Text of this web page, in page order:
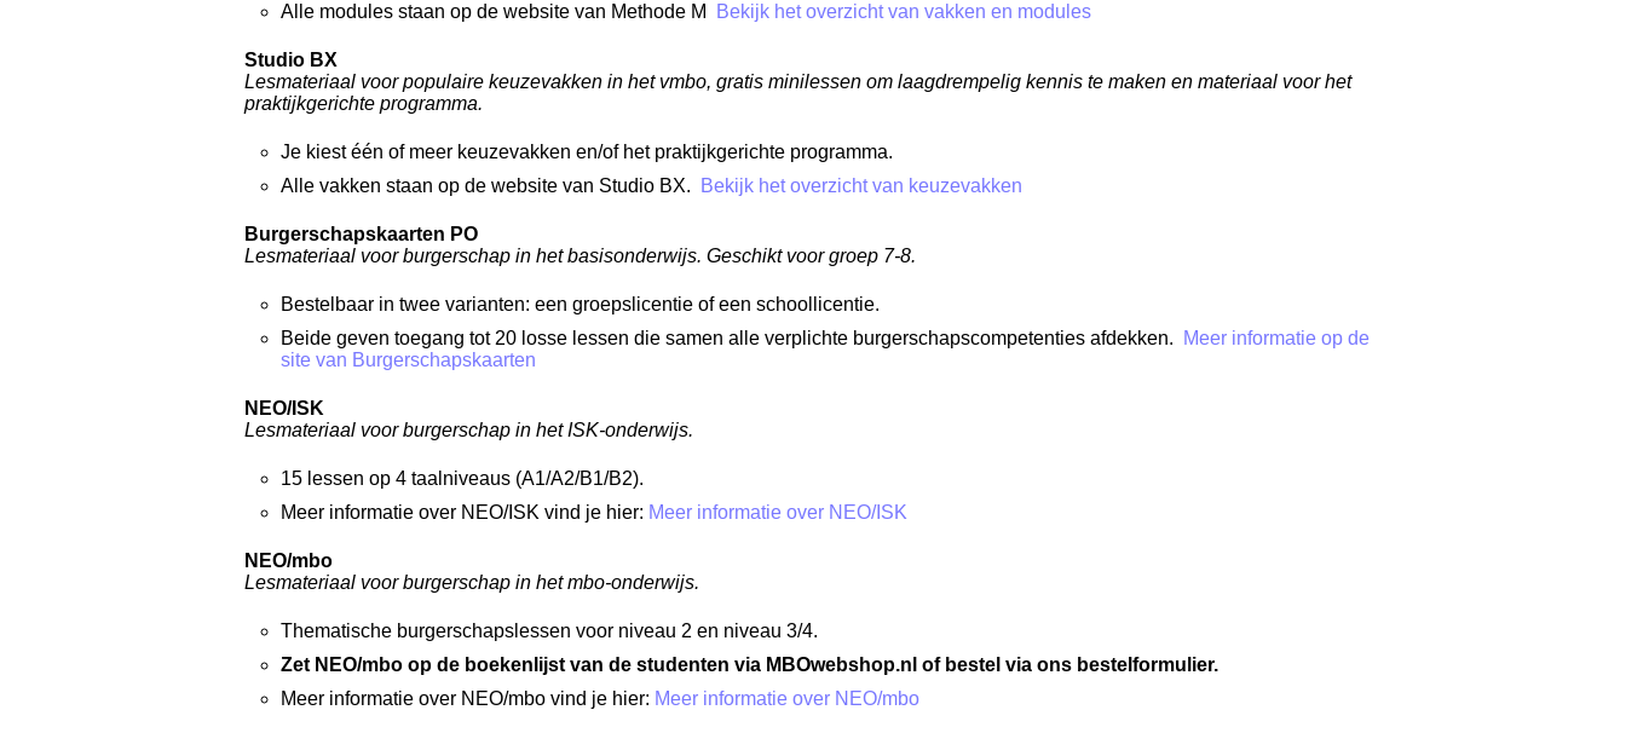
Alle modules staan op de website van Methode M
Bekijk het overzicht van vakken en modules
Studio BX
Lesmateriaal voor populaire keuzevakken in het vmbo, gratis minilessen om laagdrempelig kennis te maken en materiaal voor het
praktijkgerichte programma.
Je kiest één of meer keuzevakken en/of het praktijkgerichte programma.
Alle vakken staan op de website van Studio BX.
Bekijk het overzicht van keuzevakken
Burgerschapskaarten PO
Lesmateriaal voor burgerschap in het basisonderwijs. Geschikt voor groep 7-8.
Bestelbaar in twee varianten: een groepslicentie of een schoollicentie.
Beide geven toegang tot 20 losse lessen die samen alle verplichte burgerschapscompetenties afdekken.
Meer informatie op de
site van Burgerschapskaarten
NEO/ISK
Lesmateriaal voor burgerschap in het ISK-onderwijs.
15 lessen op 4 taalniveaus (A1/A2/B1/B2).
Meer informatie over NEO/ISK vind je hier: Meer informatie over NEO/ISK
NEO/mbo
Lesmateriaal voor burgerschap in het mbo-onderwijs.
Thematische burgerschapslessen voor niveau 2 en niveau 3/4.
Zet NEO/mbo op de boekenlijst van de studenten via MBOwebshop.nl of bestel via ons bestelformulier.
Meer informatie over NEO/mbo vind je hier: Meer informatie over NEO/mbo